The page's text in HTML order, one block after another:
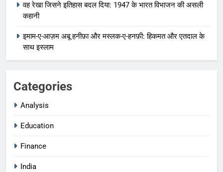
वह रेखा जिसने इतिहास बदल दिया: 1947 के भारत विभाजन की असली
कहानी
इमाम-ए-आज़म अबू हनीफ़ा और मस्लक-ए-हनफ़ी: हिकमत और एतदाल के
साथ इस्लाम
Categories
Analysis
Education
Finance
India